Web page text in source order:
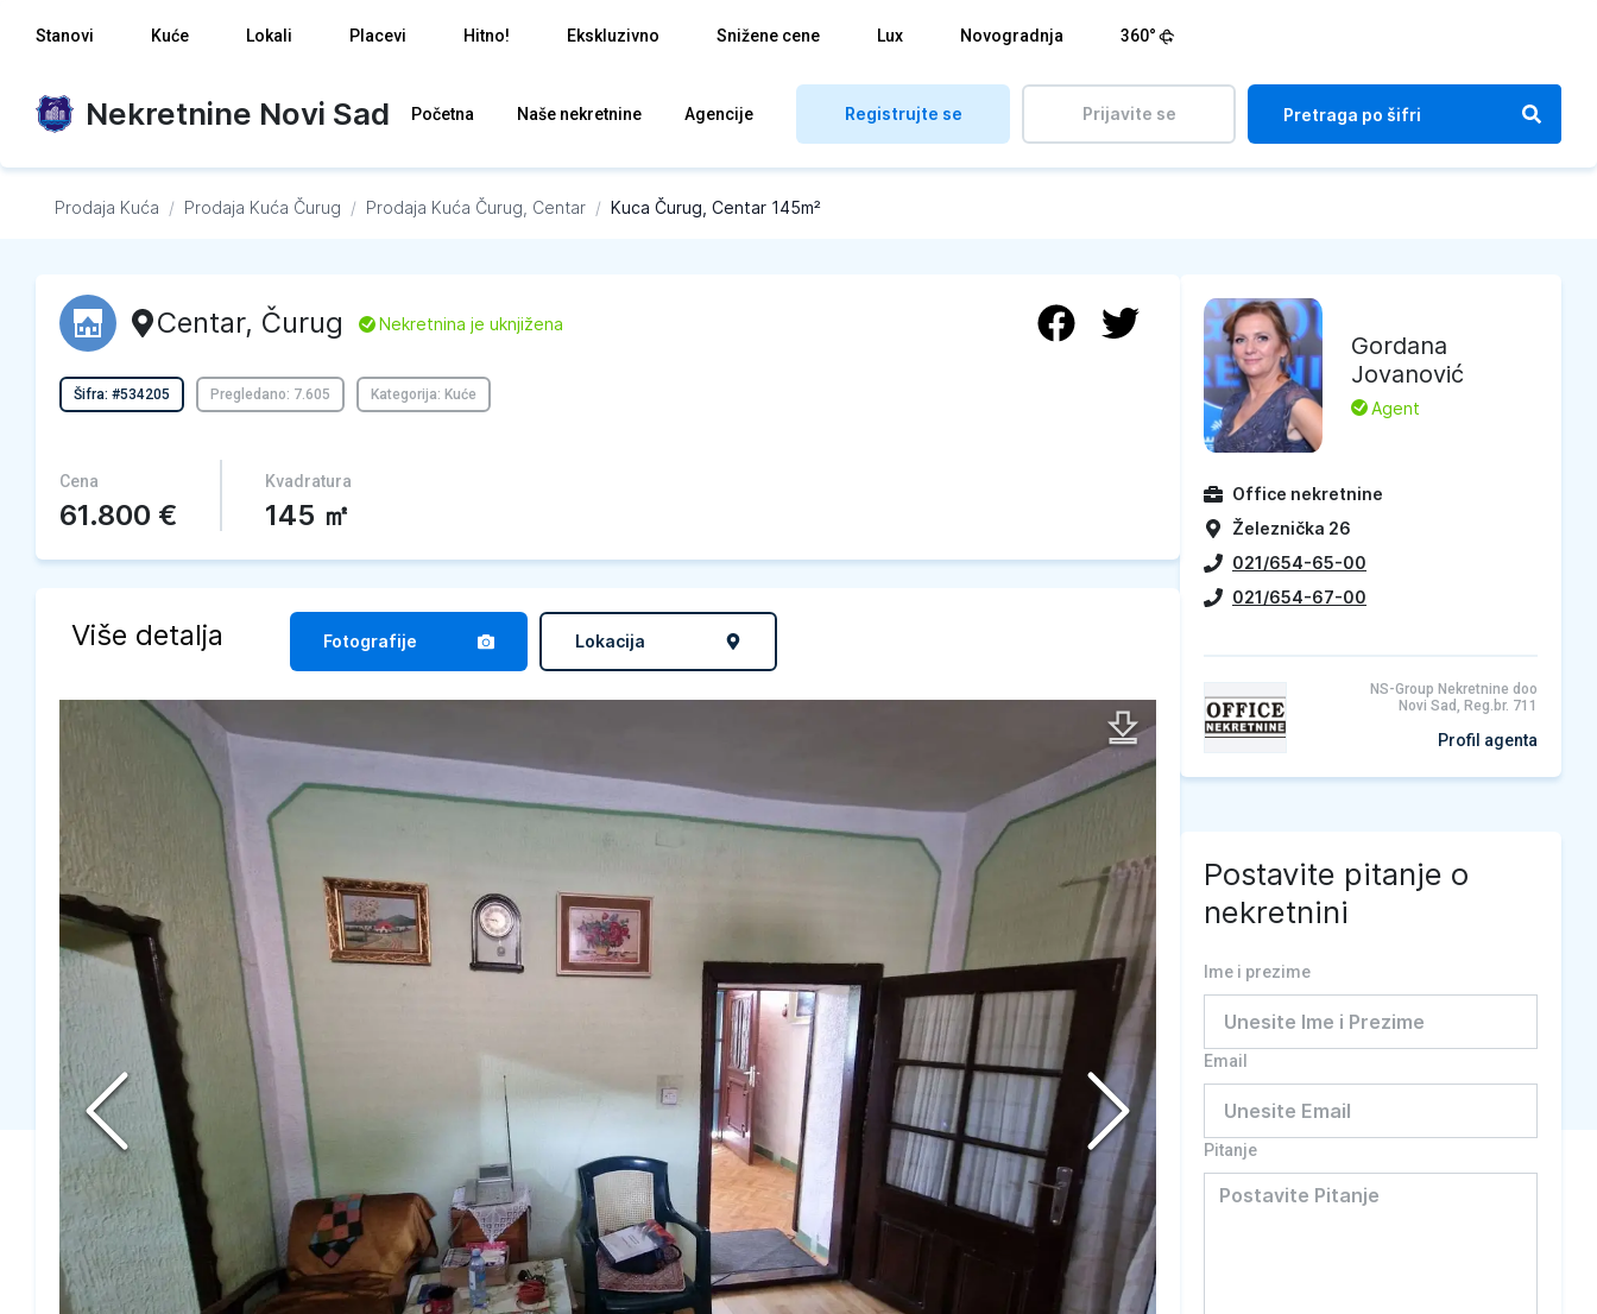
Stanovi Kuće Lokali Placevi Hitno! Ekskluzivno Snižene cene Lux Novogradnja 360°
Nekretnine Novi Sad Početna Naše nekretnine Agencije Registrujte se Prijavite se
Prodaja Kuća / Prodaja Kuća Čurug / Prodaja Kuća Čurug, Centar / Kuca Čurug, Centar 145m²
Centar, Čurug L Nekretnina je uknjižena
Šifra: #534205 Pregledano: 7.605 Kategorija: Kuće
Cena
61.800 €
Kvadratura
145 ㎡
Više detalja Fotografije Lokacija
Gordana
Jovanović
L Agent
Office nekretnine
Železnička 26
021/654-65-00
021/654-67-00
NS-Group Nekretnine doo
Novi Sad, Reg.br. 711
Profil agenta
Postavite pitanje o
nekretnini
Ime i prezime
Email
Pitanje